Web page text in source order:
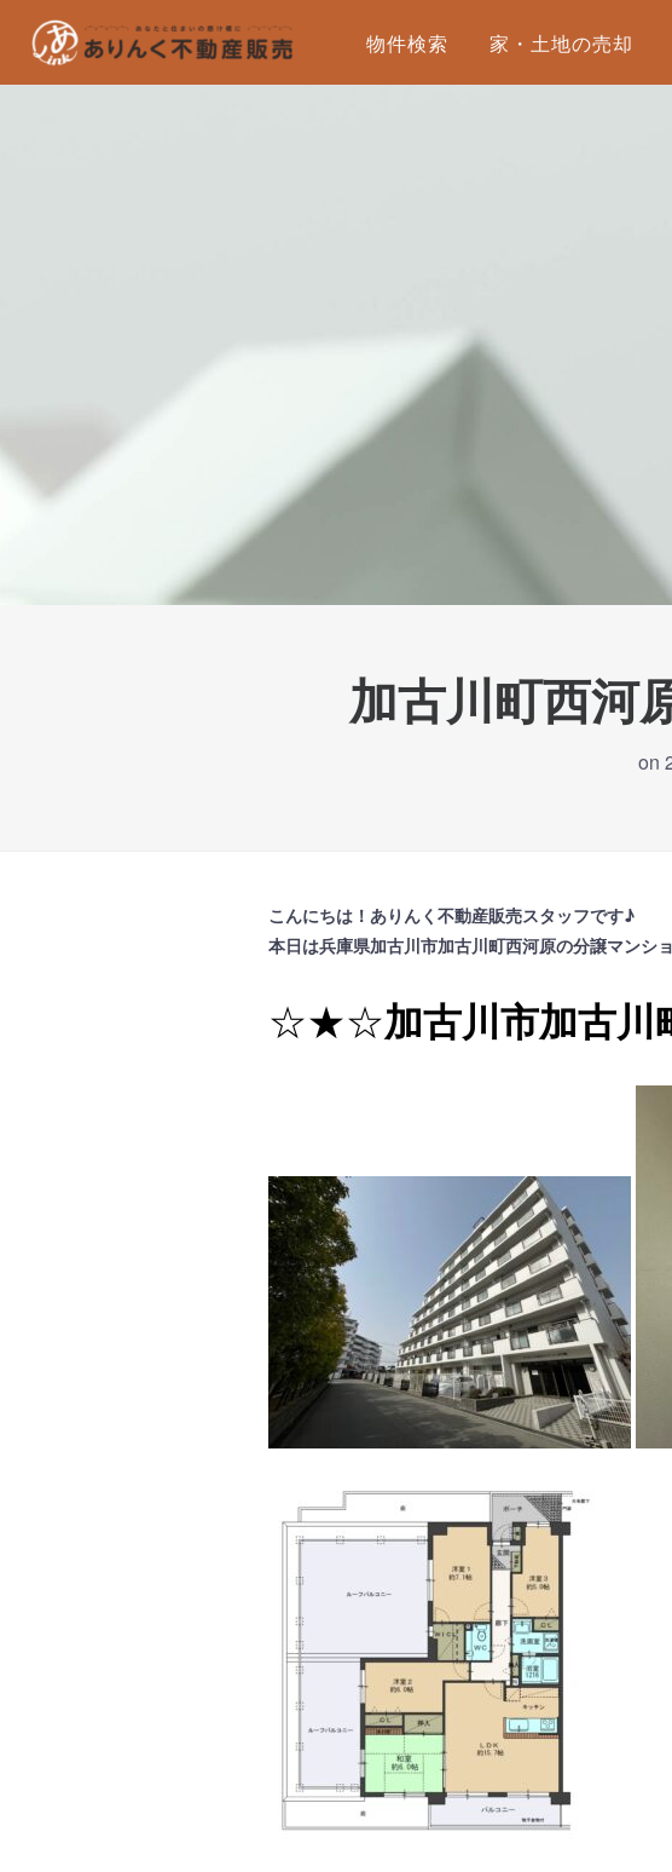
物件検索 家・土地の売却
加古川町西河
on
こんにちは！ありんく不動産販売スタッフです♪
本日は兵庫県加古川市加古川町西河原の分譲マンシ
☆★☆加古川市加古